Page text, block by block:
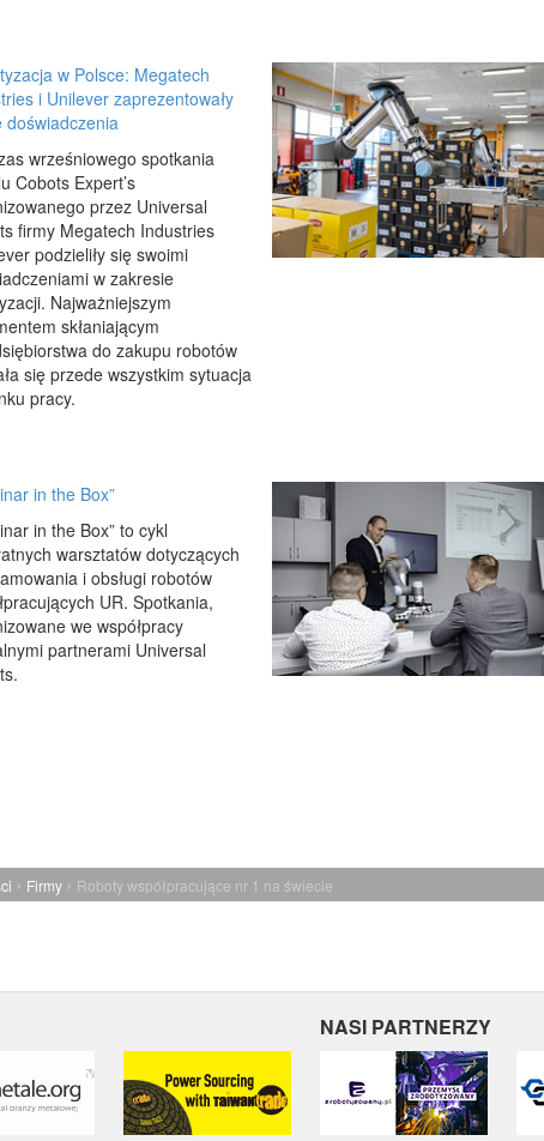
w Polsce: Megatech
i Unilever zaprezentowały
doświadczenia
wrześniowego spotkania
Cobots Expert’s
przez Universal
firmy Megatech Industries
podzieliły się swoimi
w zakresie
Najważniejszym
skłaniającym
do zakupu robotów
się przede wszystkim sytuacja
pracy.
in the Box”
in the Box” to cykl
warsztatów dotyczących
i obsługi robotów
UR. Spotkania,
we współpracy
partnerami Universal
› Firmy › Roboty współpracujące nr 1 na świecie
NASI PARTNERZY